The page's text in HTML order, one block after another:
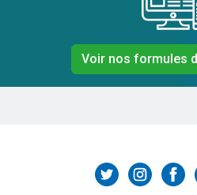
Voir nos formules